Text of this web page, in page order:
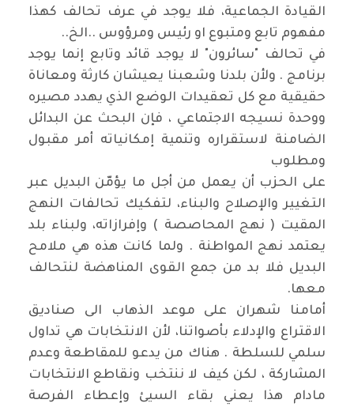
القيادة الجماعية، فلا يوجد في عرف تحالف كهذا
مفهوم تابع ومتبوع او رئيس ومرؤوس ..الخ..
في تحالف "سائرون" لا يوجد قائد وتابع إنما يوجد
برنامج . ولأن بلدنا وشعبنا يعيشان كارثة ومعاناة
حقيقية مع كل تعقيدات الوضع الذي يهدد مصيره
ووحدة نسيجه الاجتماعي ، فإن البحث عن البدائل
الضامنة لاستقراره وتنمية إمكانياته أمر مقبول
ومطلوب
على الحزب أن يعمل من أجل ما يؤمّن البديل عبر
التغيير والإصلاح والبناء، لتفكيك تحالفات النهج
المقيت ( نهج المحاصصة ) وإفرازاته، ولبناء بلد
يعتمد نهج المواطنة . ولما كانت هذه هي ملامح
البديل فلا بد من جمع القوى المناهضة لنتحالف
معها.
أمامنا شهران على موعد الذهاب الى صناديق
الاقتراع والإدلاء بأصواتنا، لأن الانتخابات هي تداول
سلمي للسلطة . هناك من يدعو للمقاطعة وعدم
المشاركة ، لكن كيف لا ننتخب ونقاطع الانتخابات
مادام هذا يعني بقاء السيئ وإعطاء الفرصة